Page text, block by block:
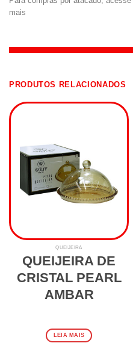
mais
PRODUTOS RELACIONADOS
QUEIJEIRA
QUEIJEIRA DE
CRISTAL PEARL
AMBAR
LEIA MAIS